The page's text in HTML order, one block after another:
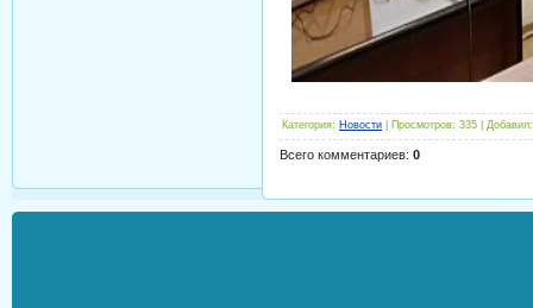
Категория: Новости Просмотров: 335 Добавил:
Всего комментариев: 0